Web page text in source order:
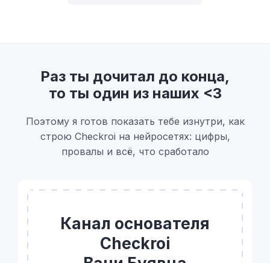
Раз ты дочитал до конца,
то ты один из наших <3
Поэтому я готов показать тебе изнутри, как
строю Checkroi на нейросетях: цифры,
провалы и всё, что сработало
Канал основателя
Checkroi